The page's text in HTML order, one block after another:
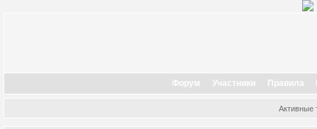
Форум Участники Правила
Активные